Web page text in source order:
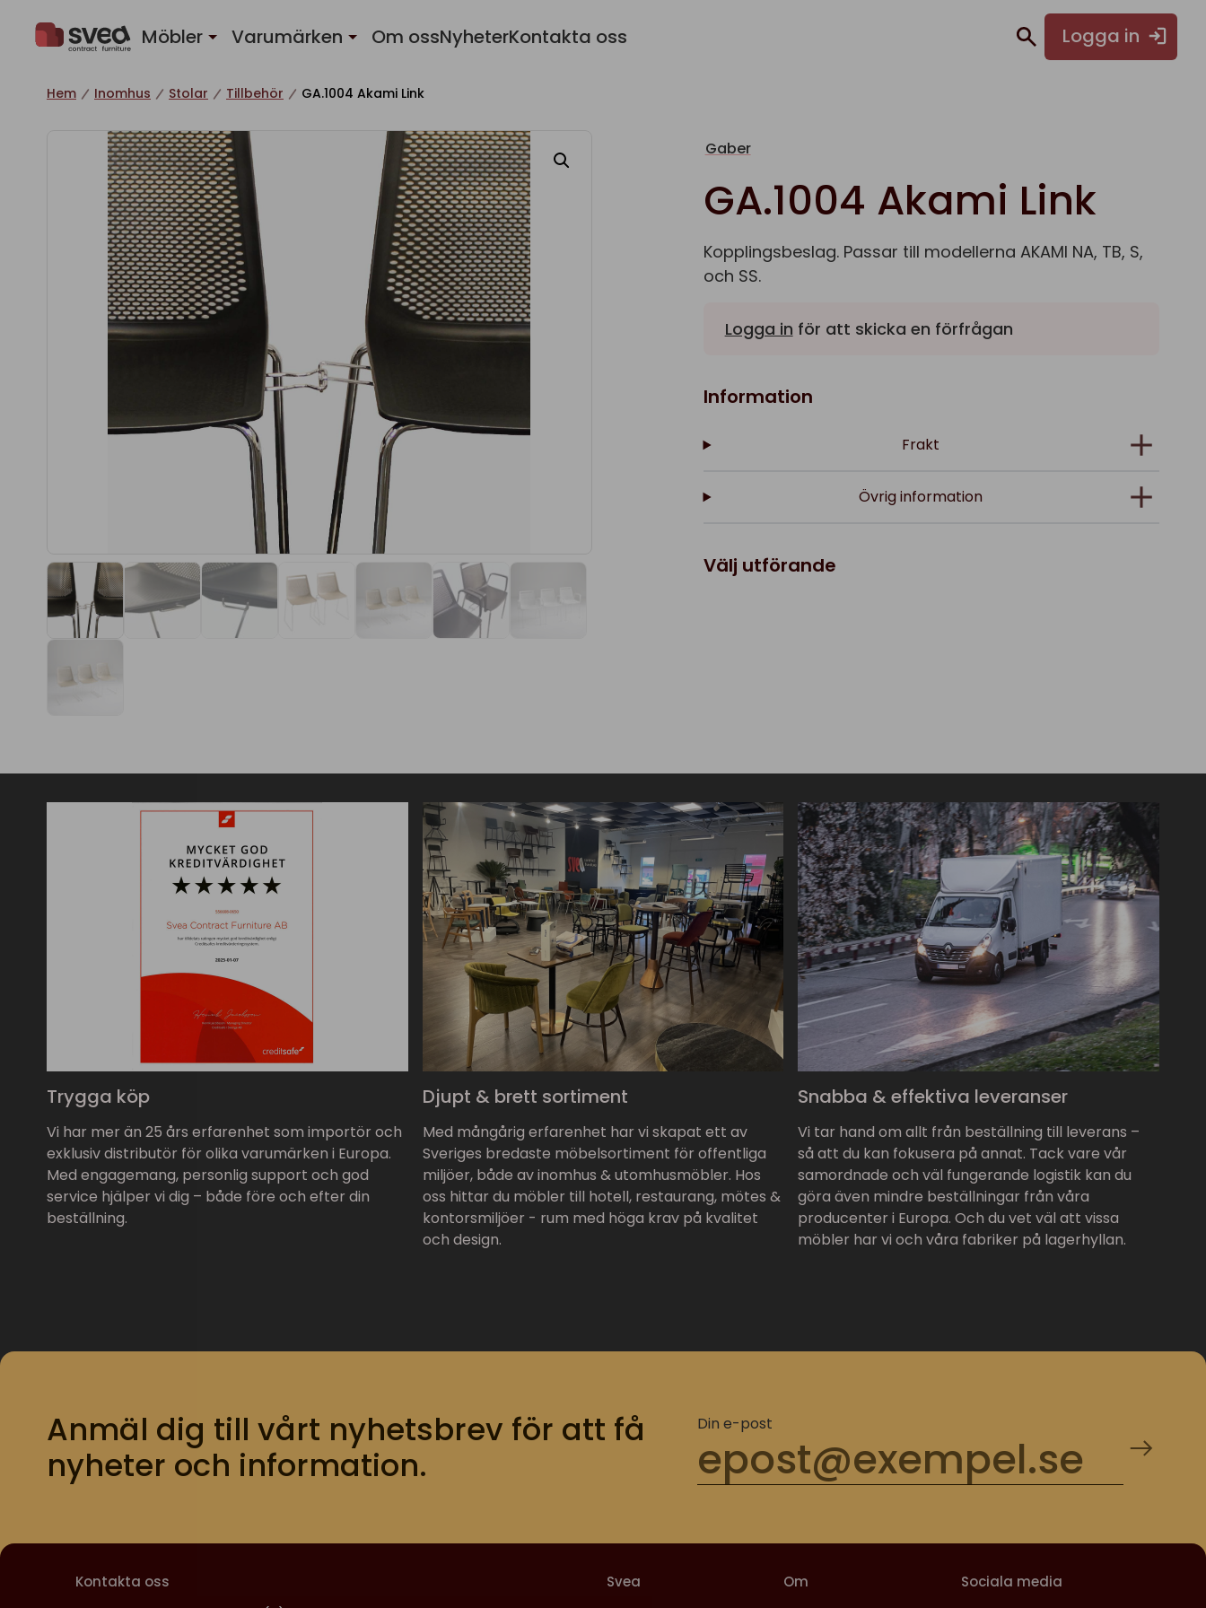
Möbler Varumärken Om ossNyheterKontakta oss Logga in
Hem Inomhus Stolar Tillbehör GA.1004 Akami Link
Gaber
GA.1004 Akami Link
Kopplingsbeslag. Passar till modellerna AKAMI NA, TB, S,
och SS.
Logga in för att skicka en förfrågan
Information
Frakt
Övrig information
Välj utförande
Trygga köp
Vi har mer än 25 års erfarenhet som importör och
exklusiv distributör för olika varumärken i Europa.
Med engagemang, personlig support och god
service hjälper vi dig – både före och efter din
beställning.
Djupt & brett sortiment
Med mångårig erfarenhet har vi skapat ett av
Sveriges bredaste möbelsortiment för offentliga
miljöer, både av inomhus & utomhusmöbler. Hos
oss hittar du möbler till hotell, restaurang, mötes &
kontorsmiljöer - rum med höga krav på kvalitet
och design.
Snabba & effektiva leveranser
Vi tar hand om allt från beställning till leverans –
så att du kan fokusera på annat. Tack vare vår
samordnade och väl fungerande logistik kan du
göra även mindre beställningar från våra
producenter i Europa. Och du vet väl att vissa
möbler har vi och våra fabriker på lagerhyllan.
Anmäl dig till vårt nyhetsbrev för att få
nyheter och information.
Din e-post
Kontakta oss Svea Om Sociala media